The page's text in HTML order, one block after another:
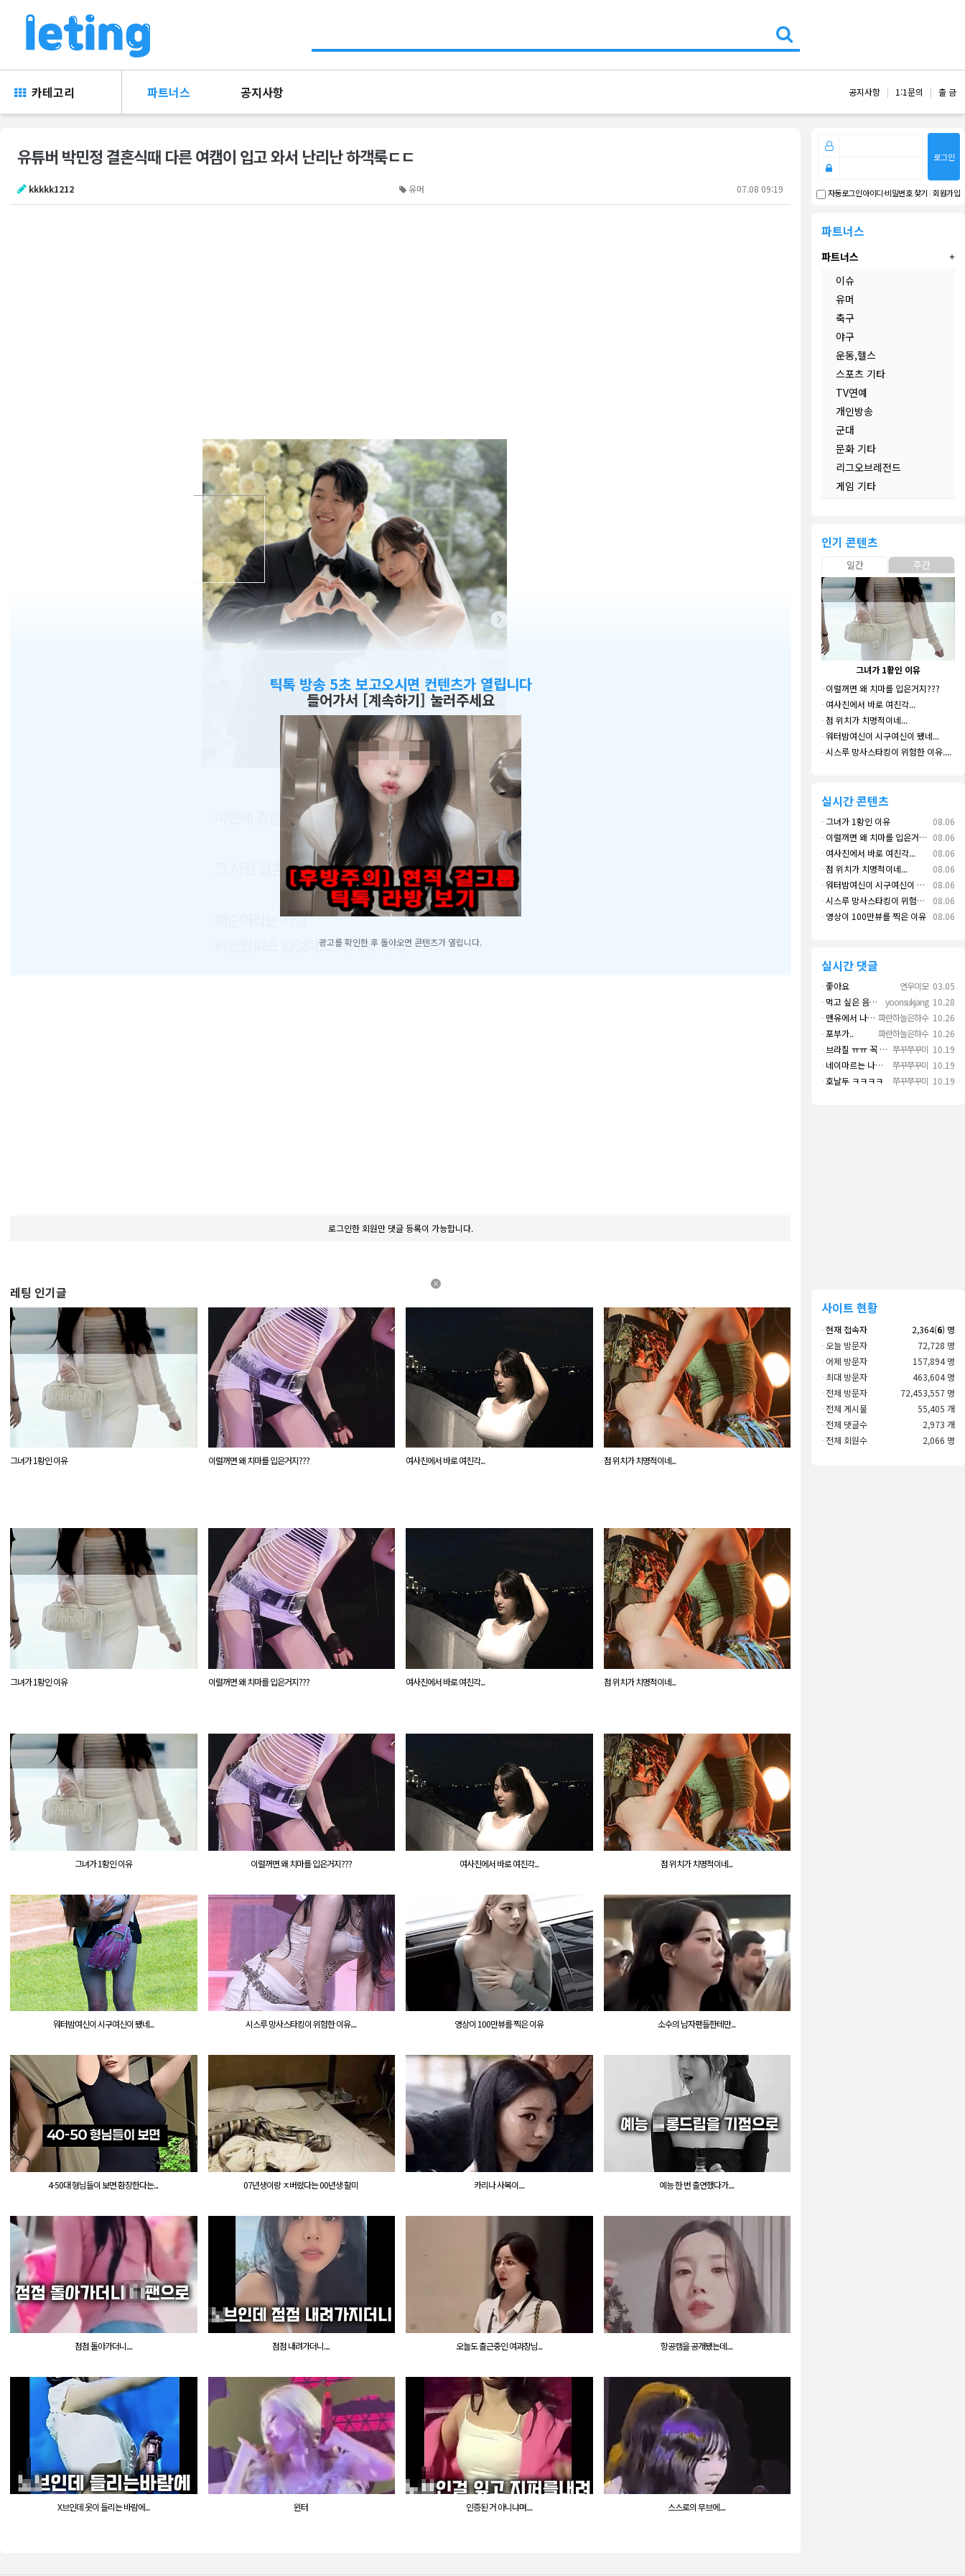
카테고리 파트너스 공지사항 공지사항 1:1문의 출 금
유튜버 박민정 결혼식때 다른 여캠이 입고 와서 난리난 하객룩ㄷㄷ
kkkkk1212 유머 07.08 09:19
×
틱톡 방송 5초 보고오시면 컨텐츠가 열립니다
들어가서 [계속하기] 눌러주세요
광고를 확인한 후 돌아오면 콘텐츠가 열립니다.
로그인한 회원만 댓글 등록이 가능합니다.
레팅 인기글
그녀가 1황인 이유 이럴꺼면 왜 치마를 입은거지??? 여사친에서 바로 여친각... 점 위치가 치명적이네...
그녀가 1황인 이유 이럴꺼면 왜 치마를 입은거지??? 여사친에서 바로 여친각... 점 위치가 치명적이네...
그녀가 1황인 이유 이럴꺼면 왜 치마를 입은거지??? 여사친에서 바로 여친각... 점 위치가 치명적이네...
워터밤여신이 시구여신이 됐네... 시스루 망사스타킹이 위험한 이유.... 영상이 100만뷰를 찍은 이유 소수의 남자팬들한테만...
4-50대 형님들이 보면 환장한다는... 07년생이랑 ㅈ버렸다는 00년생 할미 카리나 사복이.... 예능 한 번 출연했다가....
점점 돌아가더니.... 점점 내려가더니.... 오늘도 출근중인 여과장님... 항공캠을 공개됐는데....
X브인데 옷이 들리는 바람에... 윈터 인증된 거 아니냐며.... 스스로의 무브에....
로그인
자동로그인아이디·비밀번호 찾기 |회원가입
파트너스
파트너스
이슈
유머
축구
야구
운동,헬스
스포츠 기타
TV연예
개인방송
군대
문화 기타
리그오브레전드
게임 기타
인기 콘텐츠
일간 주간
그녀가 1황인 이유
· 이럴꺼면 왜 치마를 입은거지???
· 여사친에서 바로 여친각...
·점 위치가 치명적이네...
·워터밤여신이 시구여신이 됐네...
·시스루 망사스타킹이 위험한 이유....
실시간 콘텐츠
08.06
· 그녀가 1황인 이유
08.06
· 이럴꺼면 왜 치마를 입은거지???
08.06
· 여사친에서 바로 여친각...
08.06
·점 위치가 치명적이네...
08.06
·워터밤여신이 시구여신이 됐네...
08.06
·시스루 망사스타킹이 위험한 이유....
08.06
· 영상이 100만뷰를 찍은 이유
실시간 댓글
연우이모 03.05
·좋아요
yoonsukjang 10.28
· 먹고 싶은 음식 실컷 먹고 그 영상으로 떼 돈도 버네 ㄷㄷ. 하고 싶은 것만 하고 부자되네.
파란하늘은하수 10.26
· 맨유에서 나왔으면 좋겠다
파란하늘은하수 10.26
·포부가..
쭈꾸쭈꾸미 10.19
· 브라질 ㅠㅠ 꼭 나오길..
쭈꾸쭈꾸미 10.19
· 네이마르는 나가면 음바페만 좋겠네
쭈꾸쭈꾸미 10.19
·호날두 ㅋㅋㅋㅋ
사이트 현황
·현재 접속자 2,364(6) 명
·오늘 방문자
72,728 명
· 어제 방문자
157,894 명
· 최대 방문자
463,604 명
· 전체 방문자
72,453,557 명
· 전체 게시물
55,405 개
· 전체 댓글수
2,973 개
· 전체 회원수 2,066 명